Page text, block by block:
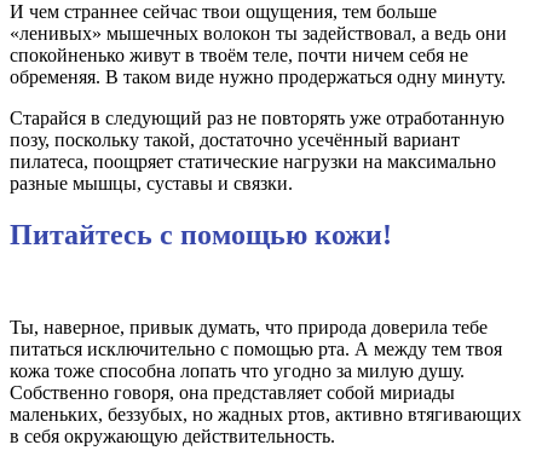
И чем страннее сейчас твои ощущения, тем больше
«ленивых» мышечных волокон ты задействовал, а ведь они
спокойненько живут в твоём теле, почти ничем себя не
обременяя. В таком виде нужно продержаться одну минуту.
Старайся в следующий раз не повторять уже отработанную
позу, поскольку такой, достаточно усечённый вариант
пилатеса, поощряет статические нагрузки на максимально
разные мышцы, суставы и связки.
Питайтесь с помощью кожи!
Ты, наверное, привык думать, что природа доверила тебе
питаться исключительно с помощью рта. А между тем твоя
кожа тоже способна лопать что угодно за милую душу.
Собственно говоря, она представляет собой мириады
маленьких, беззубых, но жадных ртов, активно втягивающих
в себя окружающую действительность.